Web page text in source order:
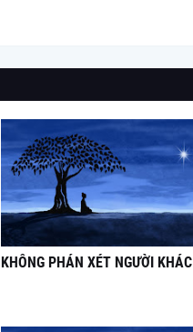
KHÔNG PHÁN XÉT NGƯỜI KHÁC